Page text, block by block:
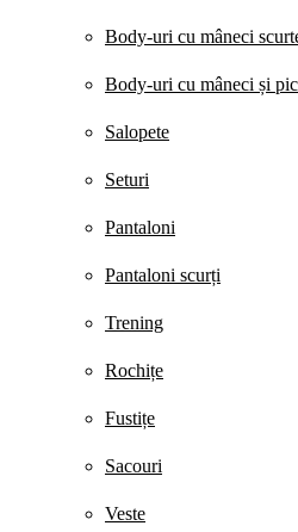
Body-uri cu mâneci
Body-uri cu mâneci și
Salopete
Seturi
Pantaloni
Pantaloni scurți
Trening
Rochițe
Fustițe
Sacouri
Veste